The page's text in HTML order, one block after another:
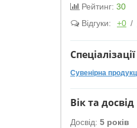
Рейтинг: 30
Відгуки:
+0 /
Спеціалізації
Сувенірна
Вік та досвід
Досвід: 5 років